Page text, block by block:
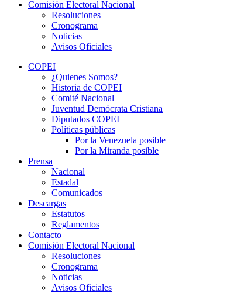
Comisión Electoral Nacional
Resoluciones
Cronograma
Noticias
Avisos Oficiales
COPEI
¿Quienes Somos?
Historia de COPEI
Comité Nacional
Juventud Demócrata Cristiana
Diputados COPEI
Políticas públicas
Por la Venezuela posible
Por la Miranda posible
Prensa
Nacional
Estadal
Comunicados
Descargas
Estatutos
Reglamentos
Contacto
Comisión Electoral Nacional
Resoluciones
Cronograma
Noticias
Avisos Oficiales